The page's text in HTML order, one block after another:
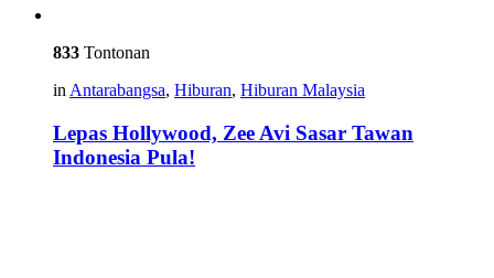
833 Tontonan
in Antarabangsa, Hiburan, Hiburan Malaysia
Lepas Hollywood, Zee Avi Sasar Tawan
Indonesia Pula!